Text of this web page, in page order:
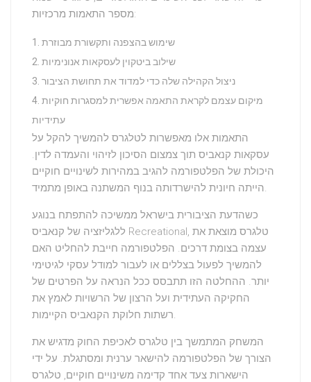
מספר התאמות מרכזיות:
שימוש בהצפנה ותקשורת מבוזרת
שילוב ביטקוין לעסקאות אנונימיות
ניצול הקהילה שלה כדי למדוד את תחושת הציבור
מיקום עצמם לקראת התאמה אפשרית למסגרות חוקיות
עתידיות
התאמות אלו מאפשרות לטלגרס להמשיך להקל על
עסקאות קנאביס תוך צמצום הסיכון לזיהוי והעמדה לדין.
היכולת של הפלטפורמה להגיב במהירות לשינויים חוקיים
הייתה חיונית להישרדותה בנוף המשתנה באופן מתמיד.
כשהדעת הציבורית בישראל ממשיכה להתפתח בנוגע
ללגליזציה של קנאביס Recreational, טלגרס מוצאת את
עצמה בצומת דרכים. הפלטפורמה חייבת להחליט האם
להמשיך לפעול בצללים או לעבור למודל עסקי לגיטימי
יותר. ההחלטה הזו תתבסס ככל הנראה על הפרטים של
החקיקה העתידית ועל הרצון של הרשויות לאמץ את
רשתות חלוקת הקנאביס הקיימות.
המשחק המתמשך בין טלגרס לאכיפת החוק מדגיש את
הצורך של הפלטפורמה להישאר ערנית ומסתגלת. על ידי
הישארות צעד אחד קדימה משינויים חוקיים, טלגרס